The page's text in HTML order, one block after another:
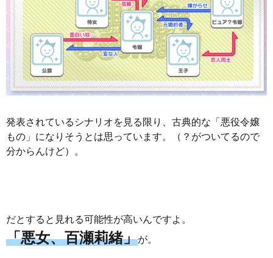
発表されているシナリオを見る限り、古典的な「悪役令嬢
もの」になりそうとは思っています。（？がついてるので
分からんけど）。
だとすると見れる可能性が高いんですよ。
「悪女、百瀬莉緒」が。